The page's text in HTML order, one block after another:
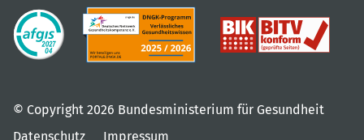
© Copyright 2026 Bundesministerium für Gesundheit
Datenschutz
Impressum